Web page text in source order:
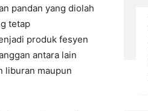
pandan yang diolah
tetap
produk fesyen
antara lain
liburan maupun